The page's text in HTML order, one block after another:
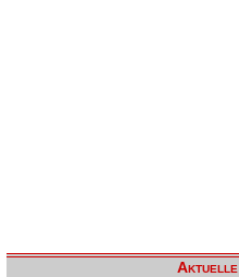
Aktuelle